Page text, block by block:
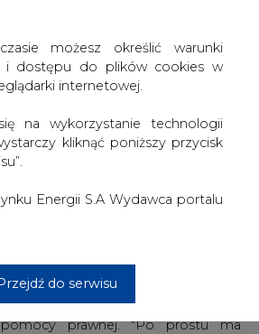
możesz określić warunki
i dostępu do plików cookies w
internetowej.
na wykorzystanie technologii
kliknąć poniższy przycisk
Energii S.A Wydawca portalu
do serwisu
pomiędzy czeską a polską
zespół powstał. Uzgodniliśmy
i warunków, na jakich ten zespół
przed nami kwestia proceduralna -
tego zespołu i podpisania
w tym zakresie" - powiedział
niespełna dwie godziny
Okręgowej w Gliwicach
- jeden z przedstawicieli polskiej
choć w obu państwach będą
materiału dowodowego i
czynności, dzięki niemu nie
współpracy na podstawie
pomocy prawnej. "Po prostu ma